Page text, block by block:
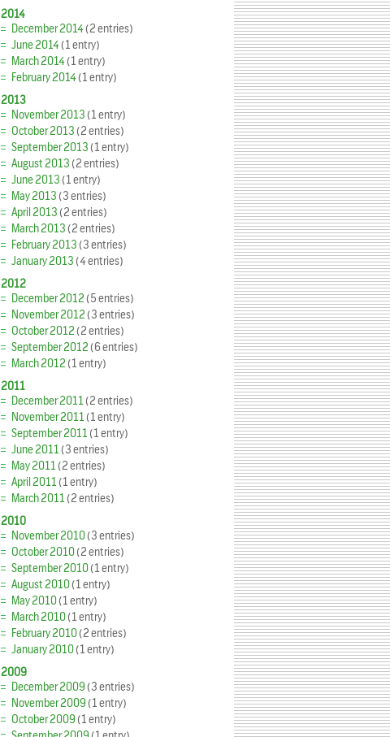
2014
December 2014(2 entries)
June 2014(1 entry)
March 2014(1 entry)
February 2014(1 entry)
2013
November 2013(1 entry)
October 2013(2 entries)
September 2013(1 entry)
August 2013(2 entries)
June 2013(1 entry)
May 2013(3 entries)
April 2013(2 entries)
March 2013(2 entries)
February 2013(3 entries)
January 2013(4 entries)
2012
December 2012(5 entries)
November 2012(3 entries)
October 2012(2 entries)
September 2012(6 entries)
March 2012(1 entry)
2011
December 2011(2 entries)
November 2011(1 entry)
September 2011(1 entry)
June 2011(3 entries)
May 2011(2 entries)
April 2011(1 entry)
March 2011(2 entries)
2010
November 2010(3 entries)
October 2010(2 entries)
September 2010(1 entry)
August 2010(1 entry)
May 2010(1 entry)
March 2010(1 entry)
February 2010(2 entries)
January 2010(1 entry)
2009
December 2009(3 entries)
November 2009(1 entry)
October 2009(1 entry)